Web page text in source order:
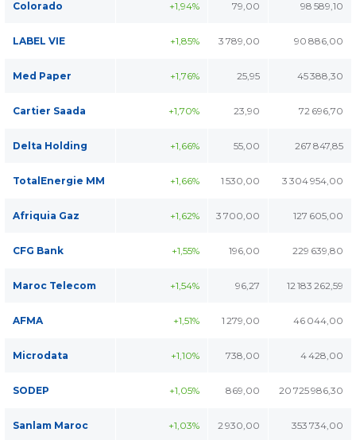
Colorado +1,94% 79,00 98 589,10
LABEL VIE +1,85% 3 789,00 90 886,00
Med Paper +1,76% 25,95 45 388,30
Cartier Saada +1,70% 23,90 72 696,70
Delta Holding +1,66% 55,00 267 847,85
TotalEnergie MM +1,66% 1 530,00 3 304 954,00
Afriquia Gaz +1,62% 3 700,00 127 605,00
CFG Bank +1,55% 196,00 229 639,80
Maroc Telecom +1,54% 96,27 12 183 262,59
AFMA +1,51% 1 279,00 46 044,00
Microdata +1,10% 738,00 4 428,00
SODEP +1,05% 869,00 20 725 986,30
Sanlam Maroc +1,03% 2 930,00 353 734,00